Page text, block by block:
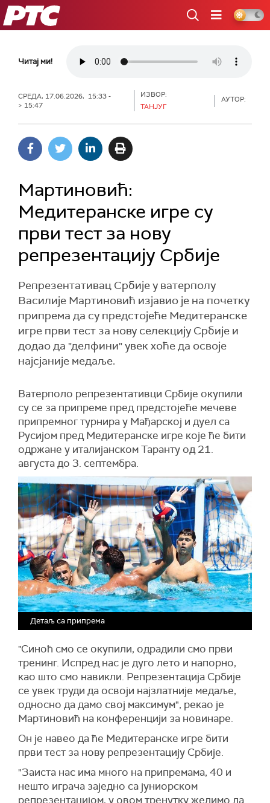
РТС
Читај ми!
СРЕДА, 17.06.2026, 15:33 -
> 15:47
ИЗВОР:
ТАНЈУГ
АУТОР:
Мартиновић:
Медитеранске игре су
први тест за нову
репрезентацију Србије
Репрезентативац Србије у ватерполу
Василије Мартиновић изјавио је на почетку
припрема да су предстојеће Медитеранске
игре први тест за нову селекцију Србије и
додао да "делфини" увек хоће да освоје
најсјаније медаље.
Ватерполо репрезентативци Србије окупили
су се за припреме пред предстојеће мечеве
припремног турнира у Мађарској и дуел са
Русијом пред Медитеранске игре које ће бити
одржане у италијанском Таранту од 21.
августа до 3. септембра.
Детаљ са припрема
"Синоћ смо се окупили, одрадили смо први
тренинг. Испред нас је дуго лето и напорно,
као што смо навикли. Репрезентација Србије
се увек труди да освоји најзлатније медаље,
односно да дамо свој максимум", рекао је
Мартиновић на конференцији за новинаре.
Он је навео да ће Медитеранске игре бити
први тест за нову репрезентацију Србије.
"Заиста нас има много на припремама, 40 и
нешто играча заједно са јуниорском
репрезентацијом, у овом тренутку желимо да